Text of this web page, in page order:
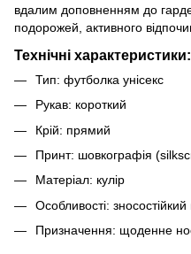
вдалим доповненням до
подорожей, активного
Технічні характеристики:
Тип: футболка унісекс
Рукав: короткий
Крій: прямий
Принт: шовкографія
Матеріал: кулір
Особливості:
Призначення: щоденне